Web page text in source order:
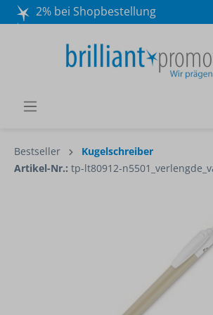
2% bei Shopbestellung
Wir beraten Sie gerne:
040 / 570
Bestseller
Kugelschreiber
Artikel-Nr.: tp-lt80912-